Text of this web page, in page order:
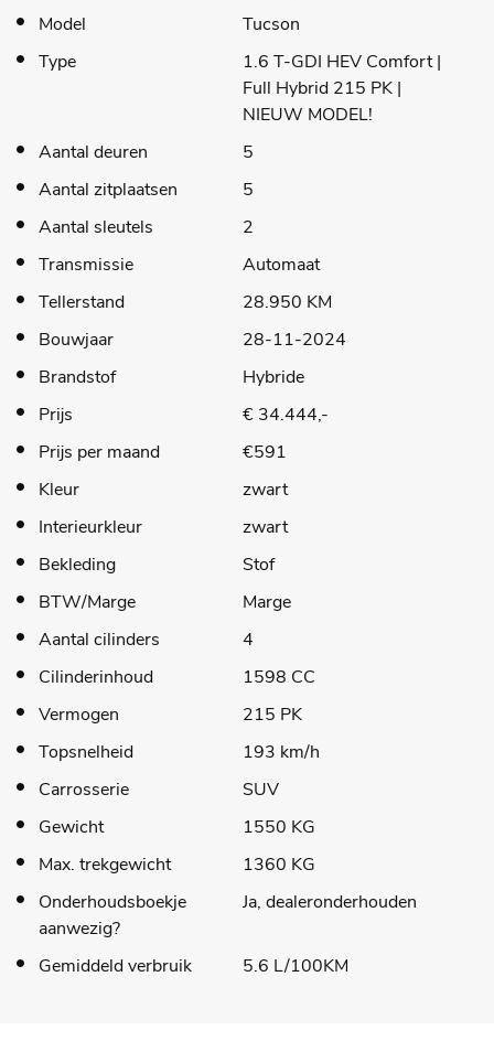
Model
Tucson
Type
1.6 T-GDI HEV Comfort |
Full Hybrid 215 PK |
NIEUW MODEL!
Aantal deuren
5
Aantal zitplaatsen
5
Aantal sleutels
2
Transmissie
Automaat
Tellerstand
28.950 KM
Bouwjaar
28-11-2024
Brandstof
Hybride
Prijs
€ 34.444,-
Prijs per maand
€591
Kleur
zwart
Interieurkleur
zwart
Bekleding
Stof
BTW/Marge
Marge
Aantal cilinders
4
Cilinderinhoud
1598 CC
Vermogen
215 PK
Topsnelheid
193 km/h
Carrosserie
SUV
Gewicht
1550 KG
Max. trekgewicht
1360 KG
Onderhoudsboekje
aanwezig?
Ja, dealeronderhouden
Gemiddeld verbruik 5.6 L/100KM